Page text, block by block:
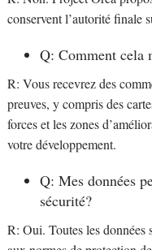
conservent l’autorité finale
Q: Comment cela
R: Vous recevrez des
preuves, y compris des
forces et les zones
votre développement.
Q: Mes données
sécurité?
R: Oui. Toutes les données